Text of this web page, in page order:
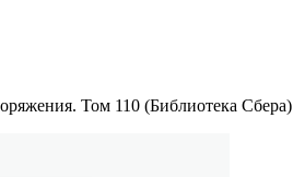
Том 110 (Библиотека Сбера)